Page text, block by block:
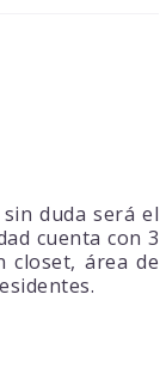
duda será el
cuenta con 3
closet, área de